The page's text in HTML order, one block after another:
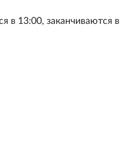
в 13:00, заканчиваются в